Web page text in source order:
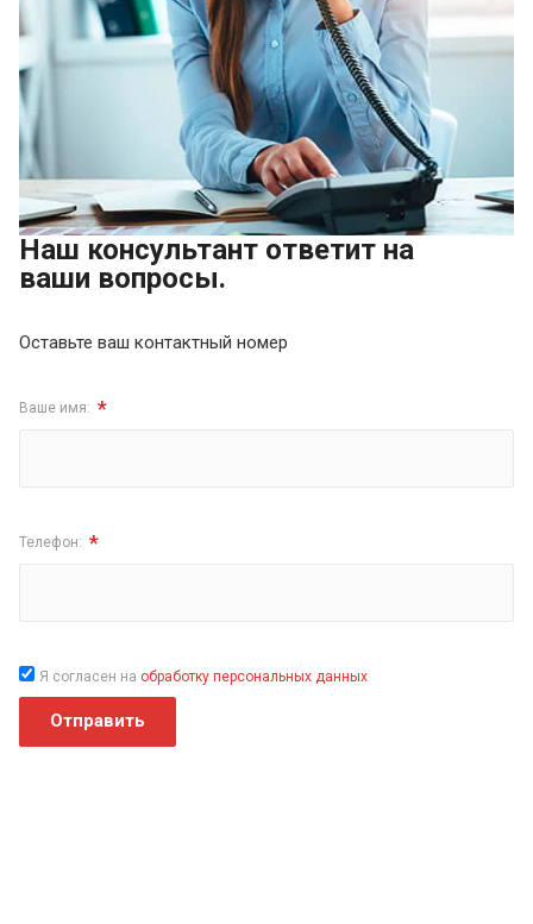
Наш консультант ответит на
ваши вопросы.
Оставьте ваш контактный номер
Ваше имя: *
Телефон: *
Я согласен на обработку персональных данных
Отправить